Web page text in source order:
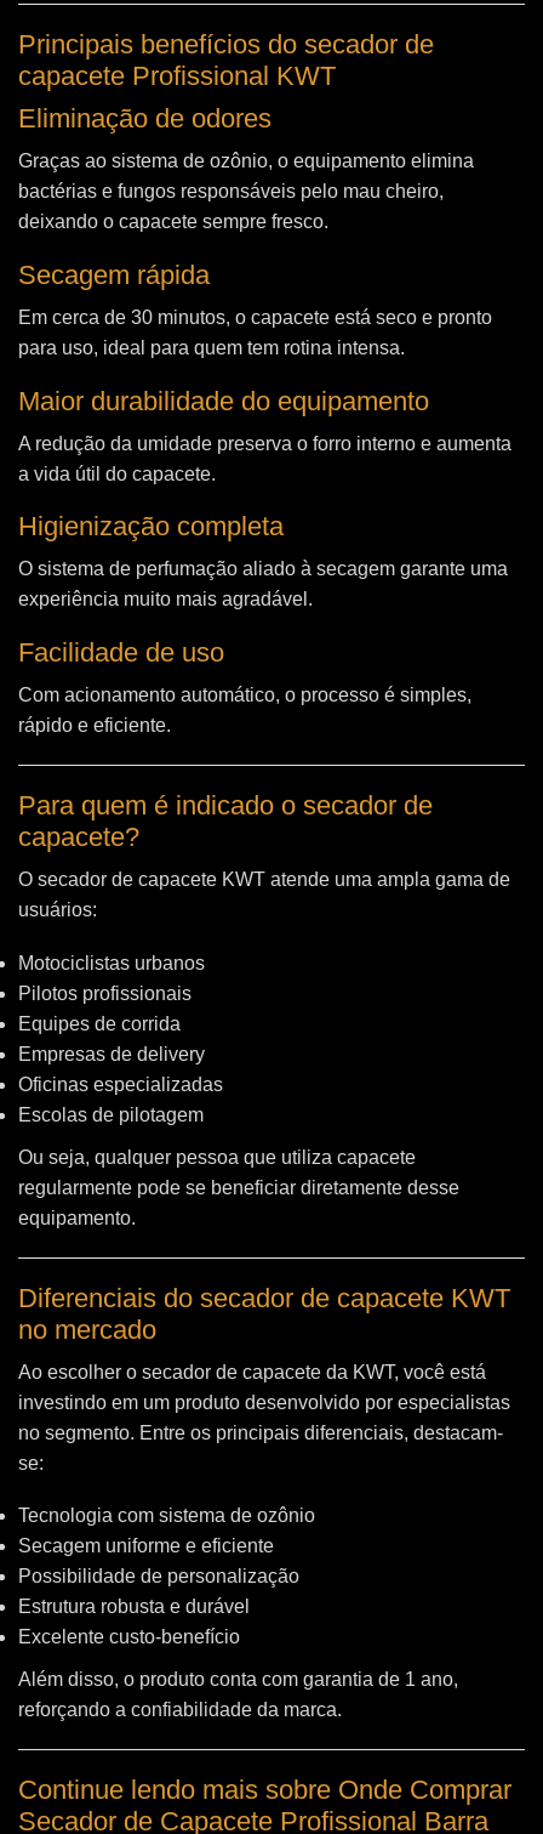
Principais benefícios do secador de
capacete Profissional KWT
Eliminação de odores
Graças ao sistema de ozônio, o equipamento elimina
bactérias e fungos responsáveis pelo mau cheiro,
deixando o capacete sempre fresco.
Secagem rápida
Em cerca de 30 minutos, o capacete está seco e pronto
para uso, ideal para quem tem rotina intensa.
Maior durabilidade do equipamento
A redução da umidade preserva o forro interno e aumenta
a vida útil do capacete.
Higienização completa
O sistema de perfumação aliado à secagem garante uma
experiência muito mais agradável.
Facilidade de uso
Com acionamento automático, o processo é simples,
rápido e eficiente.
Para quem é indicado o secador de
capacete?
O secador de capacete KWT atende uma ampla gama de
usuários:
Motociclistas urbanos
Pilotos profissionais
Equipes de corrida
Empresas de delivery
Oficinas especializadas
Escolas de pilotagem
Ou seja, qualquer pessoa que utiliza capacete
regularmente pode se beneficiar diretamente desse
equipamento.
Diferenciais do secador de capacete KWT
no mercado
Ao escolher o secador de capacete da KWT, você está
investindo em um produto desenvolvido por especialistas
no segmento. Entre os principais diferenciais, destacam-
se:
Tecnologia com sistema de ozônio
Secagem uniforme e eficiente
Possibilidade de personalização
Estrutura robusta e durável
Excelente custo-benefício
Além disso, o produto conta com garantia de 1 ano,
reforçando a confiabilidade da marca.
Continue lendo mais sobre Onde Comprar
Secador de Capacete Profissional Barra